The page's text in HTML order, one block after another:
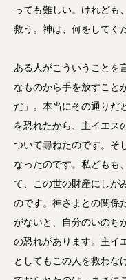
っても難しい。けれども
救う。神は、何をしてく
ある人がこういうことを
なものから手を放すこと
だ」。本当にその通りだ
を恐れたから、主イエス
ついて尋ねたのです。そ
なったのです。私どもも
て、この世の財産にしが
のです。神さまとの関係
がないと、自分のいのち
の恐れがあります。主イ
としてもこの人を救わな